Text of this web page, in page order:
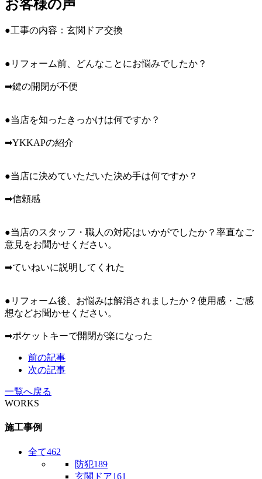
お客様の声
●工事の内容：玄関ドア交換
●リフォーム前、どんなことにお悩みでしたか？
➡鍵の開閉が不便
●当店を知ったきっかけは何ですか？
➡YKKAPの紹介
●当店に決めていただいた決め手は何ですか？
➡信頼感
●当店のスタッフ・職人の対応はいかがでしたか？率直なご
意見をお聞かせください。
➡ていねいに説明してくれた
●リフォーム後、お悩みは解消されましたか？使用感・ご感
想などお聞かせください。
➡ポケットキーで開閉が楽になった
前の記事
次の記事
一覧へ戻る
WORKS
施工事例
全て462
防犯189
玄関ドア161